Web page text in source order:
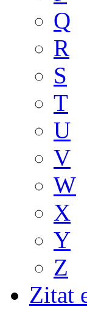
Q
R
S
T
U
V
W
X
Y
Z
Zitat